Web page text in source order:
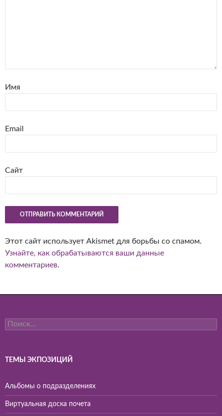
Имя
Email
Сайт
Этот сайт использует Akismet для борьбы со спамом.
Узнайте, как обрабатываются ваши данные
комментариев.
Найти:
ТЕМЫ ЭКПОЗИЦИЙ
Альбомы о подразделениях
Виртуальная доска почета